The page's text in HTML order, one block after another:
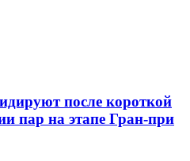
после короткой
пар на этапе Гран-при